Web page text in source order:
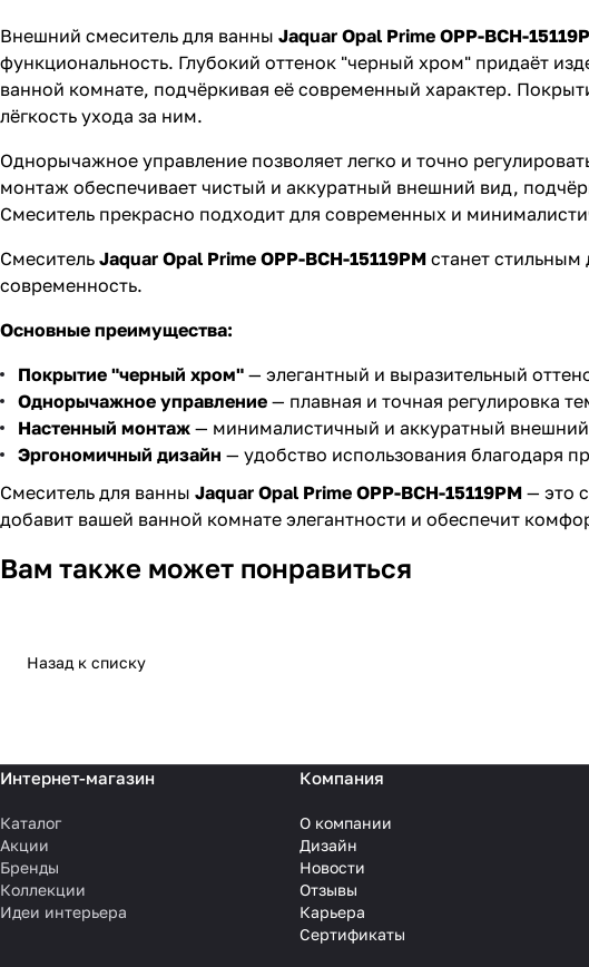
Внешний смеситель для ванны Jaquar Opal Prime OPP-BCH-
функциональность. Глубокий оттенок "черный хром" придаёт
ванной комнате, подчёркивая её современный характер.
лёгкость ухода за ним.
Однорычажное управление позволяет легко и точно
монтаж обеспечивает чистый и аккуратный внешний вид,
Смеситель прекрасно подходит для современных и
Смеситель Jaquar Opal Prime OPP-BCH-15119PM станет
современность.
Основные преимущества:
Покрытие "черный хром" — элегантный и выразительный
Однорычажное управление — плавная и точная регулировка
Настенный монтаж — минималистичный и аккуратный
Эргономичный дизайн — удобство использования благодаря
Смеситель для ванны Jaquar Opal Prime OPP-BCH-15119PM — это
добавит вашей ванной комнате элегантности и обеспечит
Вам также может понравиться
Назад к списку
Интернет-магазин
Каталог
Акции
Бренды
Коллекции
Идеи интерьера
Компания
О компании
Дизайн
Новости
Отзывы
Карьера
Сертификаты